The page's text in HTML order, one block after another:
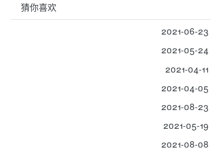
猜你喜欢
2021-06-23
2021-05-24
2021-04-11
2021-04-05
2021-08-23
2021-05-19
2021-08-08